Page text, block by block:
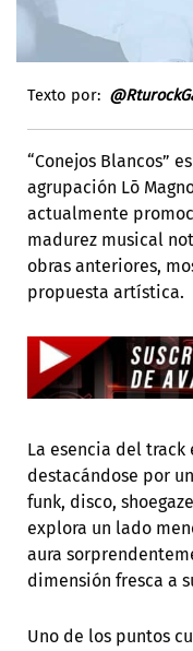
Texto por:
“Conejos Blancos”
agrupación Lō
actualmente
madurez musical
obras anteriores,
propuesta artística.
La esencia del
destacándose por
funk, disco,
explora un lado
aura
dimensión fresca a
Uno de los puntos